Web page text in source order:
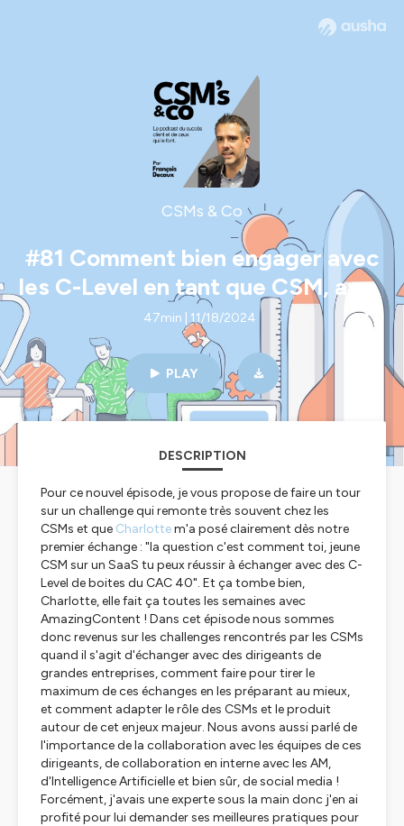
CSMs & Co
#81 Comment bien engager avec
les C-Level en tant que CSM, avec
Charlotte Rius, CSM chez
AmazingContent
47min | 11/18/2024
PLAY
DESCRIPTION
Pour ce nouvel épisode, je vous propose de faire un tour
sur un challenge qui remonte très souvent chez les
CSMs et que Charlottem'a posé clairement dès notre
premier échange : "la question c'est comment toi, jeune
CSM sur un SaaS tu peux réussir à échanger avec des C-
Level de boites du CAC 40". Et ça tombe bien,
Charlotte, elle fait ça toutes les semaines avec
AmazingContent ! Dans cet épisode nous sommes
donc revenus sur les challenges rencontrés par les CSMs
quand il s'agit d'échanger avec des dirigeants de
grandes entreprises, comment faire pour tirer le
maximum de ces échanges en les préparant au mieux,
et comment adapter le rôle des CSMs et le produit
autour de cet enjeux majeur. Nous avons aussi parlé de
l'importance de la collaboration avec les équipes de ces
dirigeants, de collaboration en interne avec les AM,
d'Intelligence Artificielle et bien sûr, de social media !
Forcément, j'avais une experte sous la main donc j'en ai
profité pour lui demander ses meilleures pratiques pour